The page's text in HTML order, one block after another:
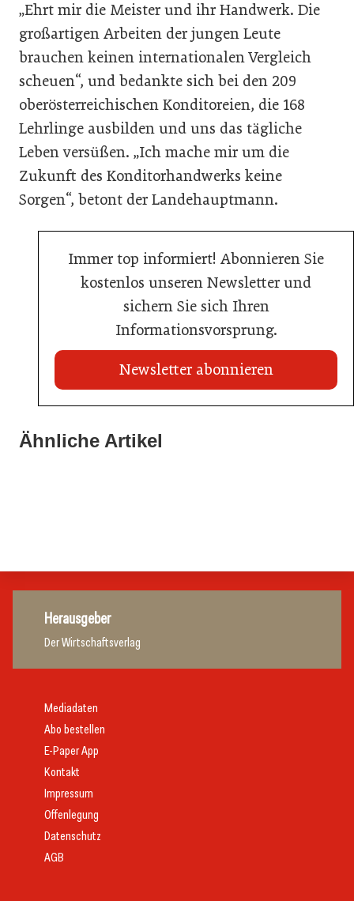
„Ehrt mir die Meister und ihr Handwerk. Die
großartigen Arbeiten der jungen Leute
brauchen keinen internationalen Vergleich
scheuen“, und bedankte sich bei den 209
oberösterreichischen Konditoreien, die 168
Lehrlinge ausbilden und uns das tägliche
Leben versüßen. „Ich mache mir um die
Zukunft des Konditorhandwerks keine
Sorgen“, betont der Landehauptmann.
Immer top informiert! Abonnieren Sie
kostenlos unseren Newsletter und
sichern Sie sich Ihren
Informationsvorsprung.
Newsletter abonnieren
Ähnliche Artikel
20. Juli 2026
03. Juni 2026
Herausgeber
Der Wirtschaftsverlag
Mediadaten
Abo bestellen
E-Paper App
Kontakt
Impressum
Offenlegung
Datenschutz
AGB